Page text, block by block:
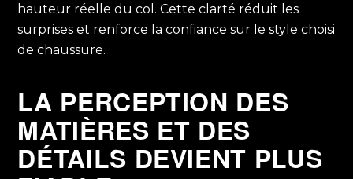
hauteur réelle du col. Cette clarté réduit les
surprises et renforce la confiance sur le style choisi
de chaussure.
LA PERCEPTION DES
MATIÈRES ET DES
DÉTAILS DEVIENT PLUS